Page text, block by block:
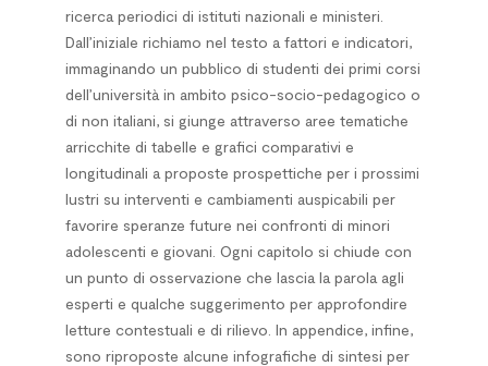
ricerca periodici di istituti nazionali e ministeri.
Dall’iniziale richiamo nel testo a fattori e indicatori,
immaginando un pubblico di studenti dei primi corsi
dell’università in ambito psico-socio-pedagogico o
di non italiani, si giunge attraverso aree tematiche
arricchite di tabelle e grafici comparativi e
longitudinali a proposte prospettiche per i prossimi
lustri su interventi e cambiamenti auspicabili per
favorire speranze future nei confronti di minori
adolescenti e giovani. Ogni capitolo si chiude con
un punto di osservazione che lascia la parola agli
esperti e qualche suggerimento per approfondire
letture contestuali e di rilievo. In appendice, infine,
sono riproposte alcune infografiche di sintesi per